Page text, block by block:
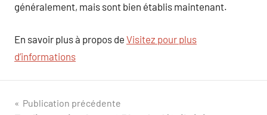
généralement, mais sont bien établis maintenant.
En savoir plus à propos de Visitez pour plus
d’informations
Navigation
Publication précédente